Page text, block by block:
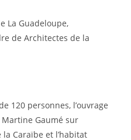
La Guadeloupe,
de Architectes de la
120 personnes, l’ouvrage
Gaumé sur
Caraïbe et l’habitat